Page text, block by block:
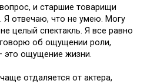
и старшие товарищи
Я отвечаю, что не умею. Могу
целый спектакль. Я все равно
об ощущении роли,
это ощущение жизни.
отдаляется от актера,